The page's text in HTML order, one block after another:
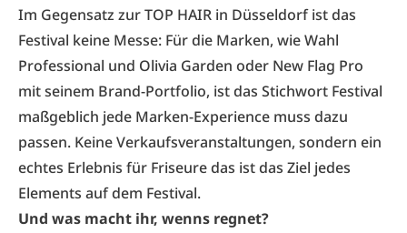
Im Gegensatz zur TOP HAIR in Düsseldorf ist das
Festival keine Messe: Für die Marken, wie Wahl
Professional und Olivia Garden oder New Flag Pro
mit seinem Brand-Portfolio, ist das Stichwort Festival
maßgeblich jede Marken-Experience muss dazu
passen. Keine Verkaufsveranstaltungen, sondern ein
echtes Erlebnis für Friseure das ist das Ziel jedes
Elements auf dem Festival.
Und was macht ihr, wenns regnet?